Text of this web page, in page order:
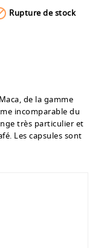
Rupture de stock
de la gamme
incomparable du
très particulier et
Les capsules sont
Gusto. L'emballage